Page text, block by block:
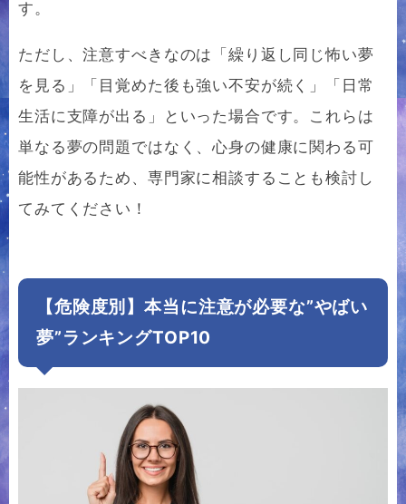
す。
ただし、注意すべきなのは「繰り返し同じ怖い夢
を見る」「目覚めた後も強い不安が続く」「日常
生活に支障が出る」といった場合です。これらは
単なる夢の問題ではなく、心身の健康に関わる可
能性があるため、専門家に相談することも検討し
てみてください！
【危険度別】本当に注意が必要な”やばい
夢”ランキングTOP10